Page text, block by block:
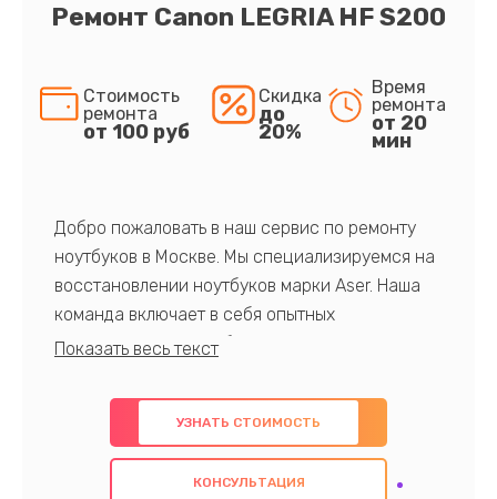
Ремонт Canon LEGRIA HF S200
Стоимость
ремонта
от 100 руб
Скидка
до
20%
Время
ремонта
от 20
мин
Добро пожаловать в наш сервис по ремонту
ноутбуков в Москве. Мы специализируемся на
восстановлении ноутбуков марки Aser. Наша
команда включает в себя опытных
профессионалов с обширными знаниями и
предлагаем быстрый и качественный ремонт с
использованием оригинальных компонентов, а
также гарантируем качество всех
проведенных работ. Наша цель - предоставить
УЗНАТЬ СТОИМОСТЬ
КОНСУЛЬТАЦИЯ